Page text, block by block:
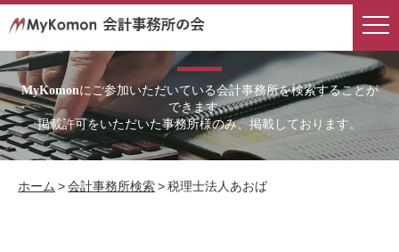
MyKomonにご参加いただいている会計事務所を検索することが
できます。
掲載許可をいただいた事務所様のみ、掲載しております。
ホーム >会計事務所検索>税理士法人あおば